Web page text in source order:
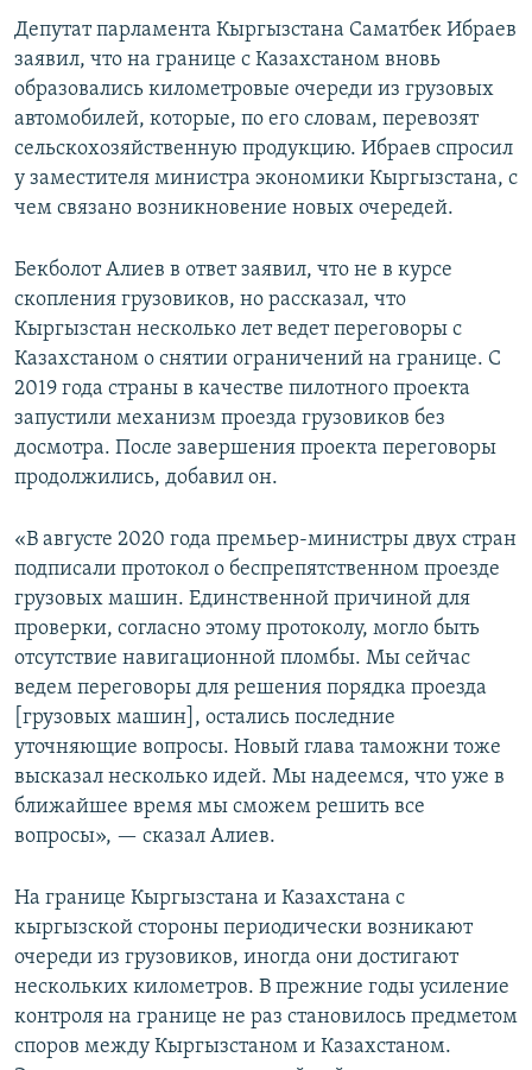
Депутат парламента Кыргызстана Саматбек Ибраев
заявил, что на границе с Казахстаном вновь
образовались километровые очереди из грузовых
автомобилей, которые, по его словам, перевозят
сельскохозяйственную продукцию. Ибраев спросил
у заместителя министра экономики Кыргызстана, с
чем связано возникновение новых очередей.
Бекболот Алиев в ответ заявил, что не в курсе
скопления грузовиков, но рассказал, что
Кыргызстан несколько лет ведет переговоры с
Казахстаном о снятии ограничений на границе. С
2019 года страны в качестве пилотного проекта
запустили механизм проезда грузовиков без
досмотра. После завершения проекта переговоры
продолжились, добавил он.
«В августе 2020 года премьер-министры двух стран
подписали протокол о беспрепятственном проезде
грузовых машин. Единственной причиной для
проверки, согласно этому протоколу, могло быть
отсутствие навигационной пломбы. Мы сейчас
ведем переговоры для решения порядка проезда
[грузовых машин], остались последние
уточняющие вопросы. Новый глава таможни тоже
высказал несколько идей. Мы надеемся, что уже в
ближайшее время мы сможем решить все
вопросы», — сказал Алиев.
На границе Кыргызстана и Казахстана с
кыргызской стороны периодически возникают
очереди из грузовиков, иногда они достигают
нескольких километров. В прежние годы усиление
контроля на границе не раз становилось предметом
споров между Кыргызстаном и Казахстаном.